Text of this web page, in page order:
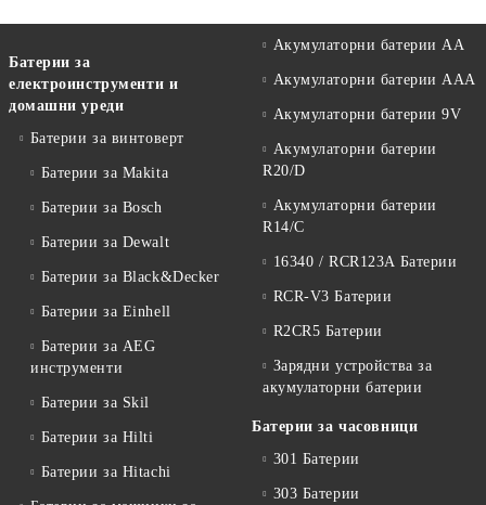
Батерии за
електроинструменти и
домашни уреди
Батерии за винтоверт
Батерии за Makita
Батерии за Bosch
Батерии за Dewalt
Батерии за Black&Decker
Батерии за Einhell
Батерии за AEG
инструменти
Батерии за Skil
Батерии за Hilti
Батерии за Hitachi
Акумулаторни батерии АА
Акумулаторни батерии AAA
Акумулаторни батерии 9V
Акумулаторни батерии
R20/D
Акумулаторни батерии
R14/C
16340 / RCR123A Батерии
RCR-V3 Батерии
R2CR5 Батерии
Зарядни устройства за
акумулаторни батерии
Батерии за часовници
301 Батерии
303 Батерии